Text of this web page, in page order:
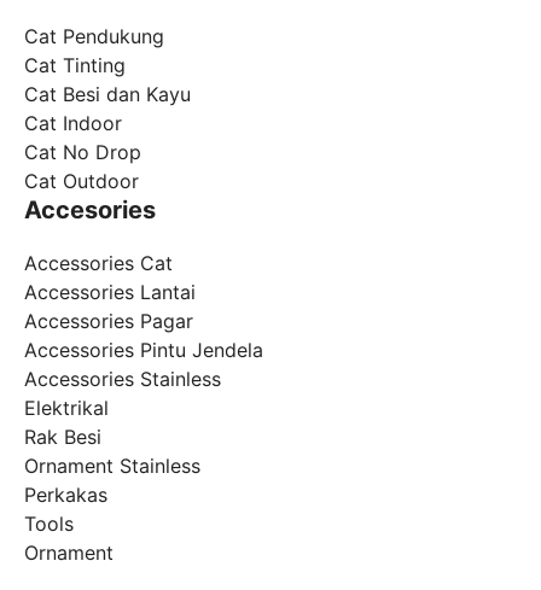
Cat Pendukung
Cat Tinting
Cat Besi dan Kayu
Cat Indoor
Cat No Drop
Cat Outdoor
Accesories
Accessories Cat
Accessories Lantai
Accessories Pagar
Accessories Pintu Jendela
Accessories Stainless
Elektrikal
Rak Besi
Ornament Stainless
Perkakas
Tools
Ornament